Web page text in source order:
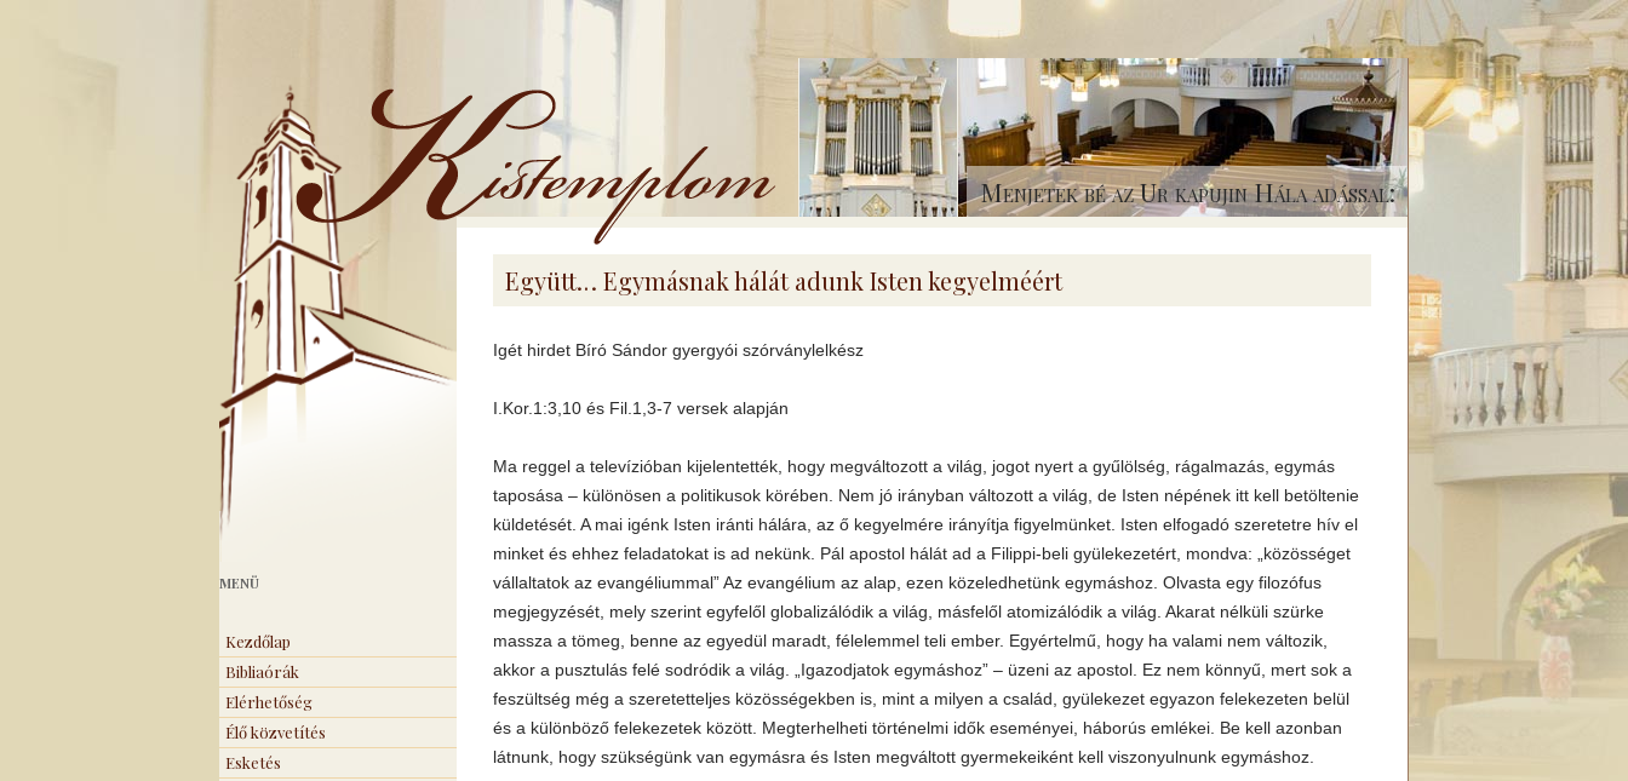
Kistemplom
Menjetek bé az Ur kapujin Hála adással:
MENÜ
Kezdőlap
Bibliaórák
Elérhetőség
Élő közvetítés
Esketés
Együtt… Egymásnak hálát adunk Isten kegyelméért
Igét hirdet Bíró Sándor gyergyói szórványlelkész
I.Kor.1:3,10 és Fil.1,3-7 versek alapján
Ma reggel a televízióban kijelentették, hogy megváltozott a világ, jogot nyert a gyűlölség, rágalmazás, egymás
taposása – különösen a politikusok körében. Nem jó irányban változott a világ, de Isten népének itt kell betöltenie
küldetését. A mai igénk Isten iránti hálára, az ő kegyelmére irányítja figyelmünket. Isten elfogadó szeretetre hív el
minket és ehhez feladatokat is ad nekünk. Pál apostol hálát ad a Filippi-beli gyülekezetért, mondva: „közösséget
vállaltatok az evangéliummal” Az evangélium az alap, ezen közeledhetünk egymáshoz. Olvasta egy filozófus
megjegyzését, mely szerint egyfelől globalizálódik a világ, másfelől atomizálódik a világ. Akarat nélküli szürke
massza a tömeg, benne az egyedül maradt, félelemmel teli ember. Egyértelmű, hogy ha valami nem változik,
akkor a pusztulás felé sodródik a világ. „Igazodjatok egymáshoz” – üzeni az apostol. Ez nem könnyű, mert sok a
feszültség még a szeretetteljes közösségekben is, mint a milyen a család, gyülekezet egyazon felekezeten belül
és a különböző felekezetek között. Megterhelheti történelmi idők eseményei, háborús emlékei. Be kell azonban
látnunk, hogy szükségünk van egymásra és Isten megváltott gyermekeiként kell viszonyulnunk egymáshoz.